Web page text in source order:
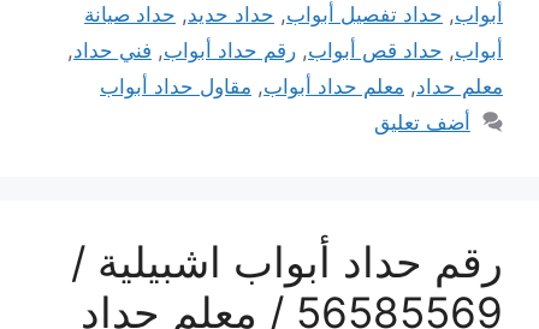
أبواب, حداد تفصيل أبواب, حداد حديد, حداد صيانة
أبواب, حداد قص أبواب, رقم حداد أبواب, فني حداد,
معلم حداد, معلم حداد أبواب, مقاول حداد أبواب
أضف تعليق
رقم حداد أبواب اشبيلية /
56585569 / معلم حداد